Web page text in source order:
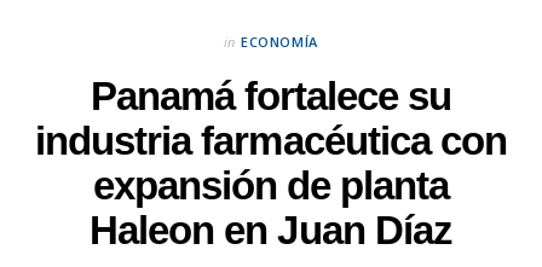
in ECONOMÍA
Panamá fortalece su
industria farmacéutica con
expansión de planta
Haleon en Juan Díaz